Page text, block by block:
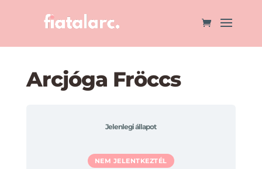
Arcjóga Fröccs
Jelenlegi állapot
NEM JELENTKEZTÉL